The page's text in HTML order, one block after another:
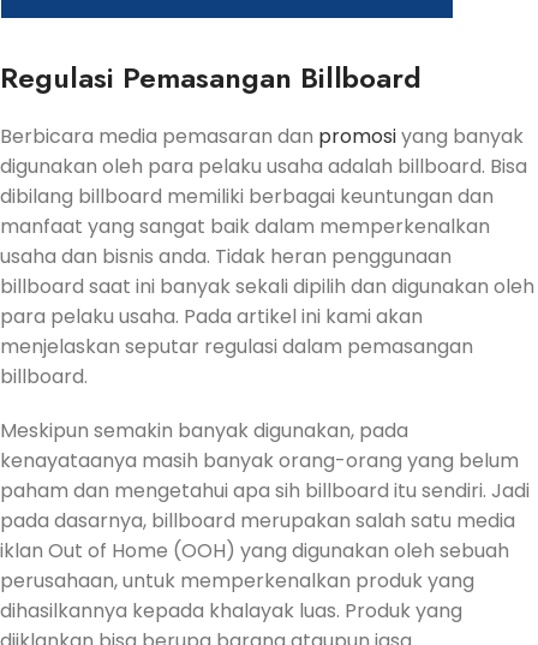
Regulasi Pemasangan Billboard
Berbicara media pemasaran dan promosiyang banyak
digunakan oleh para pelaku usaha adalah billboard. Bisa
dibilang billboard memiliki berbagai keuntungan dan
manfaat yang sangat baik dalam memperkenalkan
usaha dan bisnis anda. Tidak heran penggunaan
billboard saat ini banyak sekali dipilih dan digunakan oleh
para pelaku usaha. Pada artikel ini kami akan
menjelaskan seputar regulasi dalam pemasangan
billboard.
Meskipun semakin banyak digunakan, pada
kenayataanya masih banyak orang-orang yang belum
paham dan mengetahui apa sih billboard itu sendiri. Jadi
pada dasarnya, billboard merupakan salah satu media
iklan Out of Home (OOH) yang digunakan oleh sebuah
perusahaan, untuk memperkenalkan produk yang
dihasilkannya kepada khalayak luas. Produk yang